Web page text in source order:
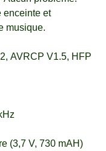
enceinte et
musique.
AVRCP V1.5, HFP
(3,7 V, 730 mAH)